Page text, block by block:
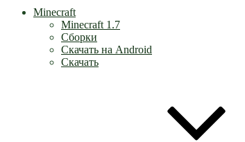
Minecraft
Minecraft 1.7
Сборки
Скачать на Android
Скачать